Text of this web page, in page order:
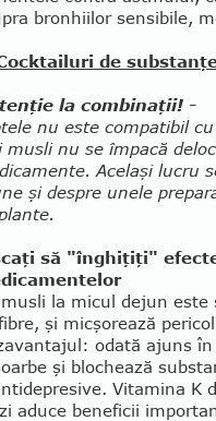
bronhiilor sen­sibile,
de
la combinaţii! -
nu este compatibil
musli nu se împacă
Acelaşi lucru
şi despre unele
să "înghiţiţi"
la micul dejun
şi micşorează
odată ajuns
şi blochează
Vitamina K
aduce beneficii